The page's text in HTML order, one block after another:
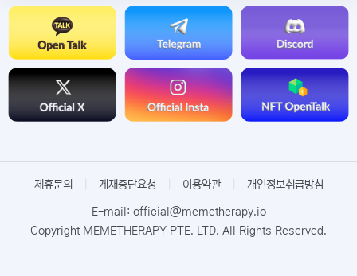
제휴문의 게재중단요청 이용약관 개인정보취급방침
E-mail: official@memetherapy.io
Copyright MEMETHERAPY PTE. LTD. All Rights Reserved.